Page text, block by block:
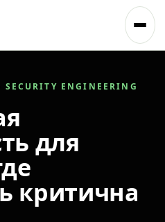
SECURITY ENGINEERING
для
критична